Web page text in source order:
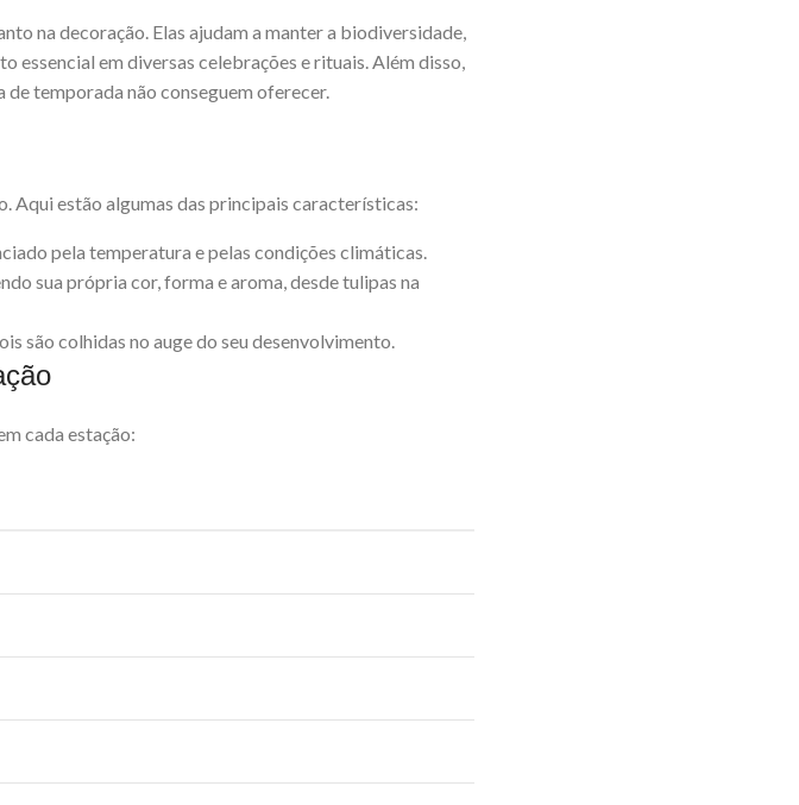
na decoração. Elas ajudam a manter a biodiversidade,
essencial em diversas celebrações e rituais. Além disso,
temporada não conseguem oferecer.
Aqui estão algumas das principais características:
pela temperatura e pelas condições climáticas.
sua própria cor, forma e aroma, desde tulipas na
são colhidas no auge do seu desenvolvimento.
cada estação: